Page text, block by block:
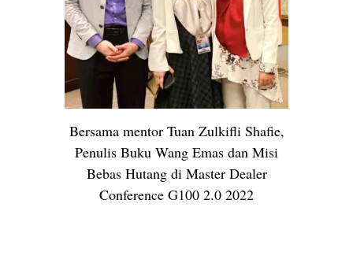
Bersama mentor Tuan Zulkifli Shafie,
Penulis Buku Wang Emas dan Misi
Bebas Hutang di Master Dealer
Conference G100 2.0 2022